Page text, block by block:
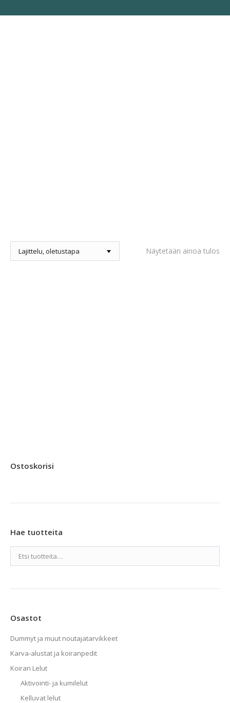
Näytetään ainoa tulos
Ostoskorisi
Hae tuotteita
Osastot
Dummyt ja muut noutajatarvikkeet
Karva-alustat ja koiranpedit
Koiran Lelut
Aktivointi- ja kumilelut
Kelluvat lelut